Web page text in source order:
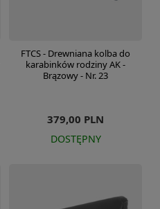
FTCS - Drewniana kolba do
karabinków rodziny AK -
Brązowy - Nr. 23
379,00 PLN
DOSTĘPNY